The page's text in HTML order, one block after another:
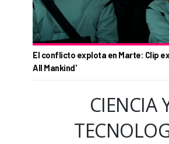
El conflicto explota en Marte: Clip
All Mankind'
CIENCIA